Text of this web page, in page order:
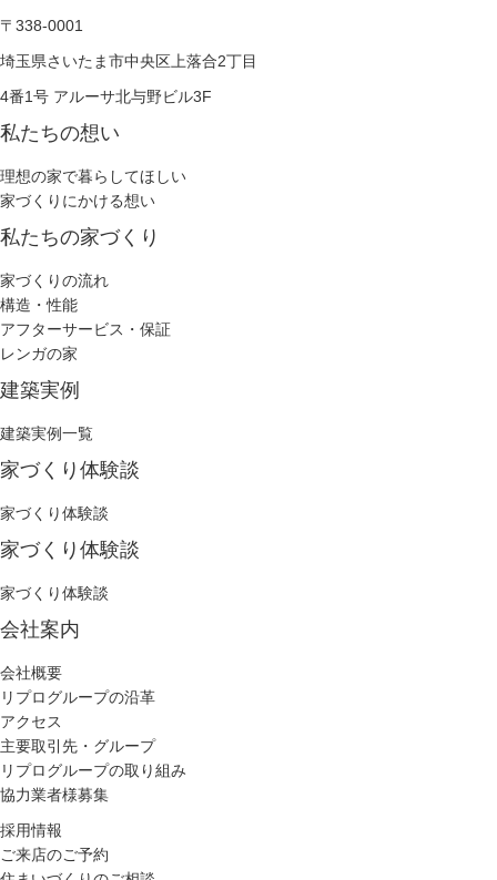
〒338-0001
埼玉県さいたま市中央区上落合2丁目
4番1号 アルーサ北与野ビル3F
私たちの想い
理想の家で暮らしてほしい
家づくりにかける想い
私たちの家づくり
家づくりの流れ
構造・性能
アフターサービス・保証
レンガの家
建築実例
建築実例一覧
家づくり体験談
家づくり体験談
家づくり体験談
家づくり体験談
会社案内
会社概要
リプログループの沿革
アクセス
主要取引先・グループ
リプログループの取り組み
協力業者様募集
採用情報
ご来店のご予約